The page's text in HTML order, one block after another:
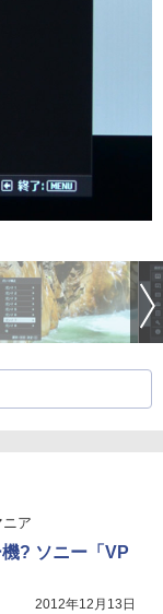
ア
? ソニー「VP
2012年12月13日